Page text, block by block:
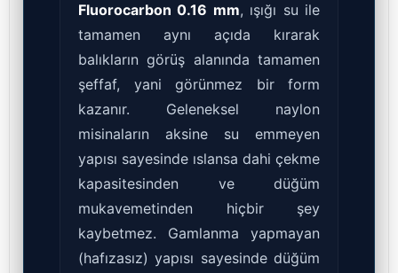
Fluorocarbon 0.16 mm, ışığı su ile
tamamen aynı açıda kırarak
balıkların görüş alanında tamamen
şeffaf, yani görünmez bir form
kazanır. Geleneksel naylon
misinaların aksine su emmeyen
yapısı sayesinde ıslansa dahi çekme
kapasitesinden ve düğüm
mukavemetinden hiçbir şey
kaybetmez. Gamlanma yapmayan
(hafızasız) yapısı sayesinde düğüm